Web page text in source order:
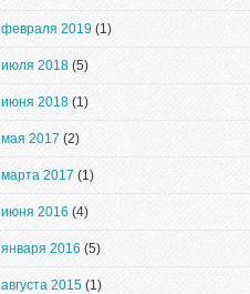
февраля 2019 (1)
июля 2018 (5)
июня 2018 (1)
мая 2017 (2)
марта 2017 (1)
июня 2016 (4)
января 2016 (5)
августа 2015 (1)